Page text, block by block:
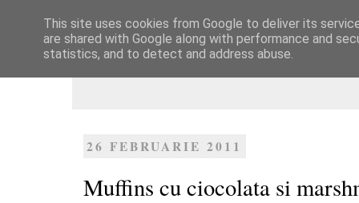
Dulcegarii culinare
26 FEBRUARIE 2011
Muffins cu ciocolata si
This site uses cookies from Google to deliver its
are shared with Google along with performance and
statistics, and to detect and address abuse.